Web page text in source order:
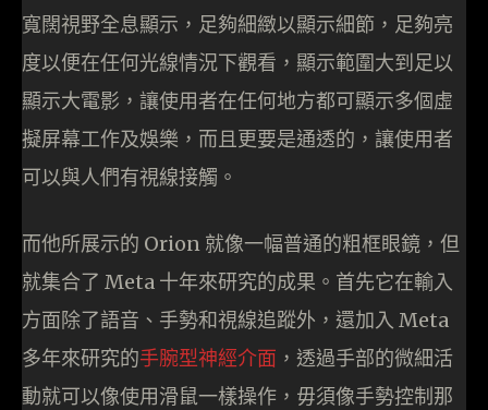
寬闊視野全息顯示，足夠細緻以顯示細節，足夠亮
度以便在任何光線情況下觀看，顯示範圍大到足以
顯示大電影，讓使用者在任何地方都可顯示多個虛
擬屏幕工作及娛樂，而且更要是通透的，讓使用者
可以與人們有視線接觸。
而他所展示的 Orion 就像一幅普通的粗框眼鏡，但
就集合了 Meta 十年來研究的成果。首先它在輸入
方面除了語音、手勢和視線追蹤外，還加入 Meta
多年來研究的手腕型神經介面 ，透過手部的微細活
動就可以像使用滑鼠一樣操作，毋須像手勢控制那